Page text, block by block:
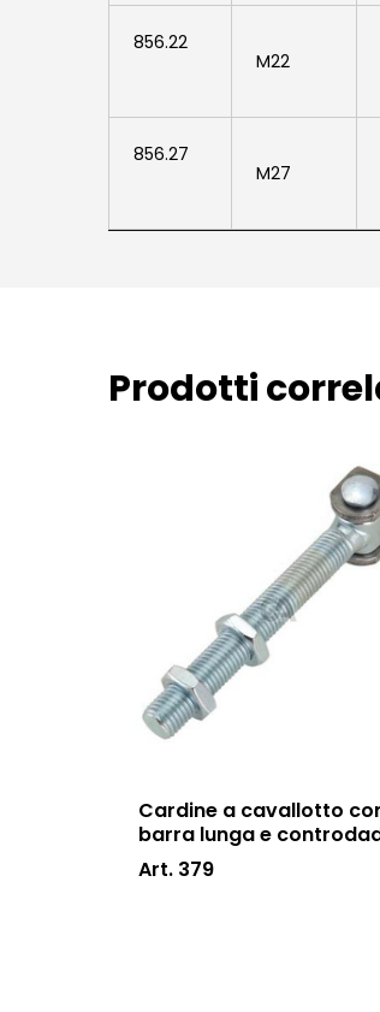
M22
M27
856.22
856.27
Prodotti
Cardine a cavallotto
barra lunga e
Art. 379